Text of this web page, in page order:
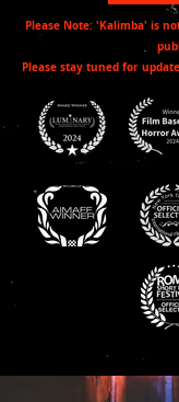
Please Note: 'Kalimba' is
Please stay tuned for